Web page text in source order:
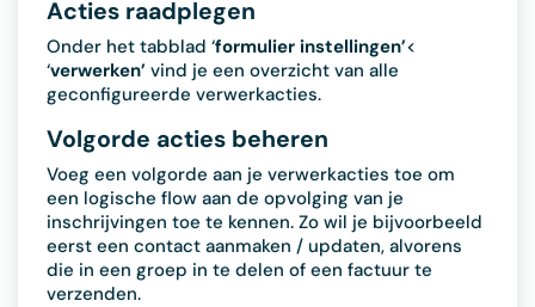
Acties raadplegen
Onder het tabblad ‘formulier instellingen’<
‘verwerken’ vind je een overzicht van alle
geconfigureerde verwerkacties.
Volgorde acties beheren
Voeg een volgorde aan je verwerkacties toe om
een logische flow aan de opvolging van je
inschrijvingen toe te kennen. Zo wil je bijvoorbeeld
eerst een contact aanmaken / updaten, alvorens
die in een groep in te delen of een factuur te
verzenden.